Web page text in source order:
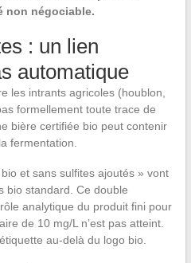
non négociable.
: un lien
automatique
les intrants agricoles (houblon,
formellement toute trace de
bière certifiée bio peut contenir
fermentation.
et sans sulfites ajoutés » vont
bio standard. Ce double
analytique du produit fini pour
de 10 mg/L n’est pas atteint.
au-delà du logo bio.